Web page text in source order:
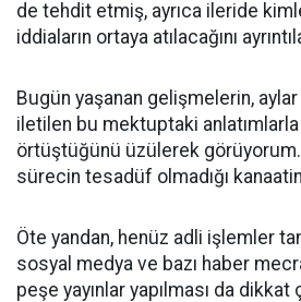
de tehdit etmiş, ayrıca ileride
iddiaların ortaya atılacağını
Bugün yaşanan gelişmelerin,
iletilen bu mektuptaki
örtüştüğünü üzülerek
sürecin tesadüf olmadığı
Öte yandan, henüz adli işlemler
sosyal medya ve bazı haber
peşe yayınlar yapılması da dikkat